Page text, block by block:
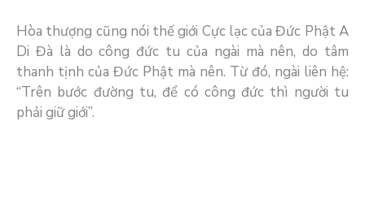
Hòa thượng cũng nói thế giới Cực lạc của Đức Phật A
Di Đà là do công đức tu của ngài mà nên, do tâm
thanh tịnh của Đức Phật mà nên. Từ đó, ngài liên hệ:
“Trên bước đường tu, để có công đức thì người tu
phải giữ giới”.